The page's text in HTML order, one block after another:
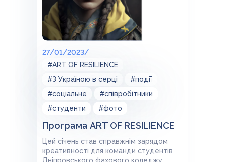
27/01/2023/
#ART OF RESILIENCE
#З Україною в серці
#події
#соціальне
#співробітники
#студенти
#фото
Програма ART OF RESILIENCE
Цей січень став справжнім зарядом
креативності для команди студентів